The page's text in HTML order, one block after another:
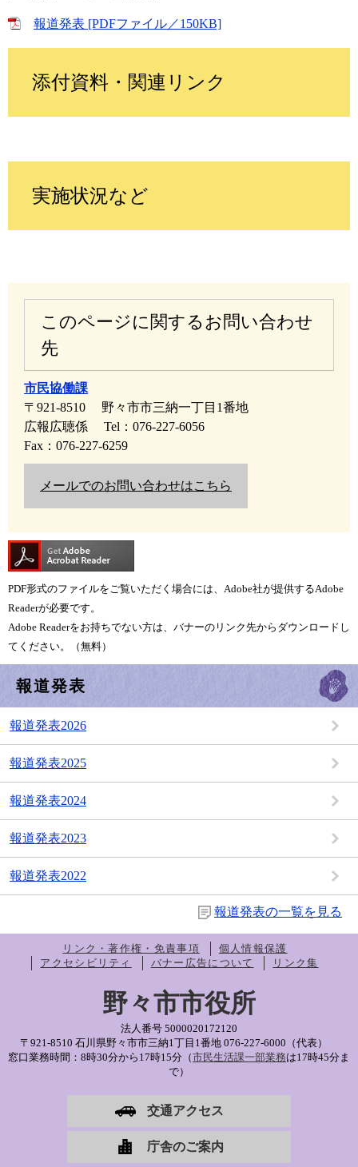
報道発表 [PDFファイル／150KB]
添付資料・関連リンク
実施状況など
このページに関するお問い合わせ
先
市民協働課
〒921-8510
野々市市三納一丁目1番地
広報広聴係
Tel：076-227-6056
Fax：076-227-6259
メールでのお問い合わせはこちら
PDF形式のファイルをご覧いただく場合には、Adobe社が提供するAdobe
Readerが必要です。
Adobe Readerをお持ちでない方は、バナーのリンク先からダウンロードし
てください。（無料）
報道発表
報道発表2026
報道発表2025
報道発表2024
報道発表2023
報道発表2022
報道発表の一覧を見る
リンク・著作権・免責事項
個人情報保護
アクセシビリティ
バナー広告について リンク集
野々市市役所
法人番号 5000020172120
〒921-8510 石川県野々市市三納1丁目1番地 076-227-6000（代表）
窓口業務時間：8時30分から17時15分（市民生活課一部業務は17時45分ま
で）
交通アクセス
庁舎のご案内